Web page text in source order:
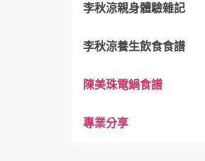
重視健康，增加體力，
信心的旅途
飲食對我們太重要了！
身心靈的健康
9. 視病如親
24. 用餐叫醒了我的簡
26. 91歲的ㄚ母
33. 外食族之經驗分享
李秋涼親身體驗雜記
顧好廚房，不必顧病房
淺談飲食古文化
生機飲食是一種生活態
生機飲食之調配原則原理
李秋涼養生飲食食譜
國王 早餐
活力午餐
陳美珠電鍋食譜
專業分享